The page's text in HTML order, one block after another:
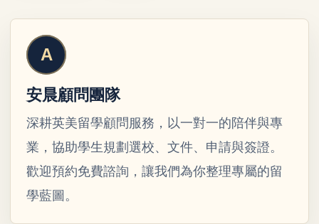
安晨顧問團隊
深耕英美留學顧問服務，以一對一的陪伴與專
業，協助學生規劃選校、文件、申請與簽證。
歡迎預約免費諮詢，讓我們為你整理專屬的留
學藍圖。